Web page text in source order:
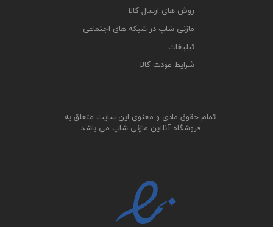
تمام حقوق مادی و معنوی این سایت متعلق به
فروشگاه آنلاین مازنی شاپ می باشد.
روش های ارسال کالا
مازنی شاپ در شبکه های اجتماعی
تبلیغات
شرایط عودت کالا